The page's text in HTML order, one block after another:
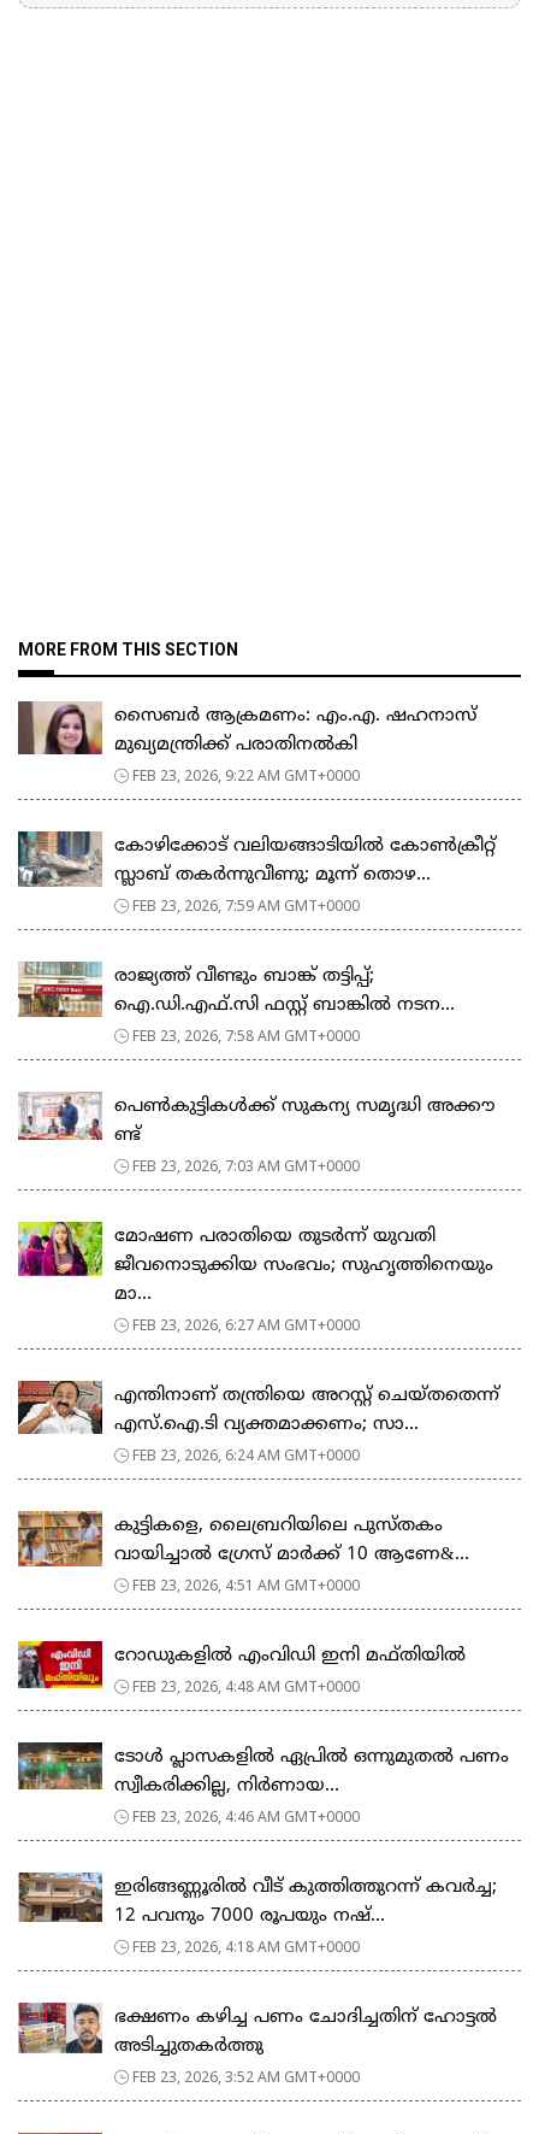
MORE FROM THIS SECTION
സൈബർ ആക്രമണം: എം.എ. ഷഹനാസ്
മുഖ്യമന്ത്രിക്ക് പരാതിനൽകി
FEB 23, 2026, 9:22 AM GMT+0000
കോഴിക്കോട് വലിയങ്ങാടിയിൽ കോൺക്രീറ്റ്
സ്ലാബ് തകർന്നുവീണു; മൂന്ന് തൊഴ...
FEB 23, 2026, 7:59 AM GMT+0000
രാജ്യത്ത് വീണ്ടും ബാങ്ക് തട്ടിപ്പ്;
ഐ.ഡി.എഫ്.സി ഫസ്റ്റ് ബാങ്കിൽ നടന...
FEB 23, 2026, 7:58 AM GMT+0000
പെ​ൺ​കു​ട്ടി​ക​ൾ​ക്ക് സു​ക​ന്യ സ​മൃ​ദ്ധി അ​ക്കൗ​
ണ്ട്
FEB 23, 2026, 7:03 AM GMT+0000
മോഷണ പരാതിയെ തുടര്‍ന്ന് യുവതി
ജീവനൊടുക്കിയ സംഭവം; സുഹൃത്തിനെയും
മാ...
FEB 23, 2026, 6:27 AM GMT+0000
എന്തിനാണ് തന്ത്രിയെ അറസ്റ്റ് ചെയ്തതെന്ന്
എസ്.ഐ.ടി വ്യക്തമാക്കണം; സാ...
FEB 23, 2026, 6:24 AM GMT+0000
കുട്ടികളെ, ലൈബ്രറിയിലെ പുസ്തകം
വായിച്ചാല്‍ ഗ്രേസ് മാര്‍ക്ക് 10 ആണേ&...
FEB 23, 2026, 4:51 AM GMT+0000
റോഡുകളില്‍ എംവിഡി ഇനി മഫ്തിയില്‍
FEB 23, 2026, 4:48 AM GMT+0000
ടോള്‍ പ്ലാസകളില്‍ ഏപ്രില്‍ ഒന്നുമുതല്‍ പണം
സ്വീകരിക്കില്ല, നിര്‍ണായ...
FEB 23, 2026, 4:46 AM GMT+0000
ഇരിങ്ങണ്ണൂരിൽ വീട് കുത്തിത്തുറന്ന് കവർച്ച;
12 പവനും 7000 രൂപയും നഷ്...
FEB 23, 2026, 4:18 AM GMT+0000
ഭക്ഷണം കഴിച്ച പണം ചോദിച്ചതിന് ഹോട്ടൽ
അടിച്ചുതകർത്തു
FEB 23, 2026, 3:52 AM GMT+0000